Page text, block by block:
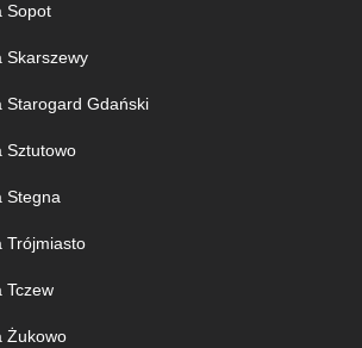
Sopot
Skarszewy
Starogard Gdański
Sztutowo
Stegna
Trójmiasto
Tczew
Żukowo